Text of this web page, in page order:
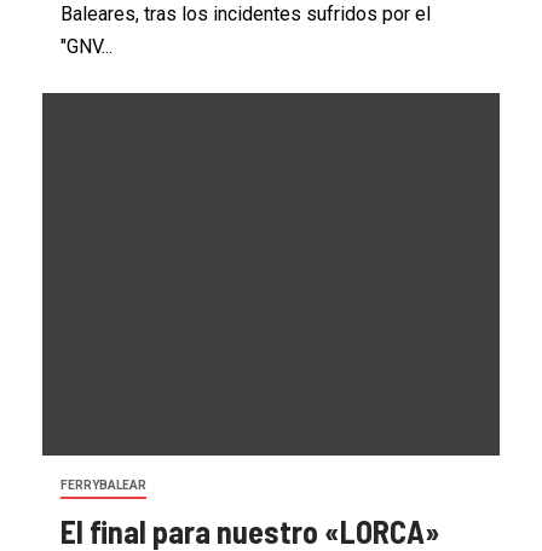
Baleares, tras los incidentes sufridos por el
"GNV...
FERRYBALEAR
El final para nuestro «LORCA»